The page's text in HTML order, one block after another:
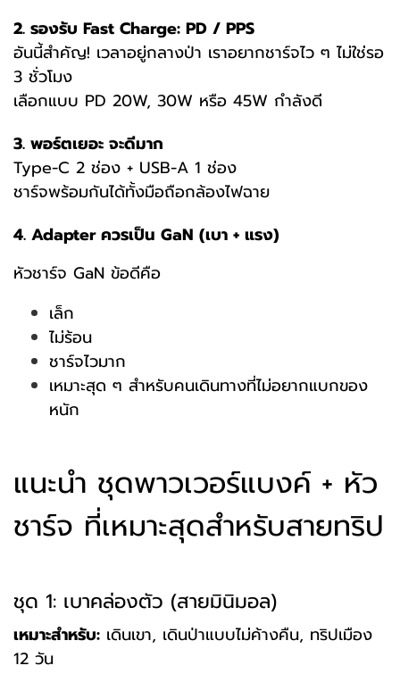
2. รองรับ Fast Charge: PD / PPS
อันนี้สำคัญ! เวลาอยู่กลางป่า เราอยากชาร์จไว ๆ ไม่ใช่รอ
3 ชั่วโมง
เลือกแบบ PD 20W, 30W หรือ 45W กำลังดี
3. พอร์ตเยอะ จะดีมาก
Type-C 2 ช่อง + USB-A 1 ช่อง
ชาร์จพร้อมกันได้ทั้งมือถือกล้องไฟฉาย
4. Adapter ควรเป็น GaN (เบา + แรง)
หัวชาร์จ GaN ข้อดีคือ
เล็ก
ไม่ร้อน
ชาร์จไวมาก
เหมาะสุด ๆ สำหรับคนเดินทางที่ไม่อยากแบกของ
หนัก
แนะนำ ชุดพาวเวอร์แบงค์ + หัว
ชาร์จ ที่เหมาะสุดสำหรับสายทริป
ชุด 1: เบาคล่องตัว (สายมินิมอล)
เหมาะสำหรับ: เดินเขา, เดินป่าแบบไม่ค้างคืน, ทริปเมือง
12 วัน